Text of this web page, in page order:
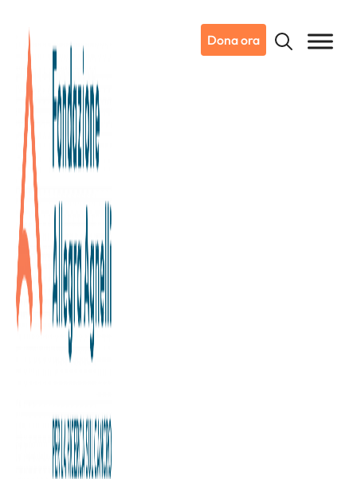
Dona ora
26/11/2024
Dicono di noi
Al TFF una serata per Candiolo